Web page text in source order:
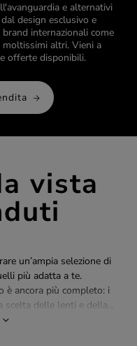
e alternativi
design esclusivo e
internazionali come
moltissimi altri. Vieni a
offerte disponibili.
vista
un’ampia selezione di
più adatta a te.
è ancora più completo: i
scelta delle lenti e della
della vista fino alla